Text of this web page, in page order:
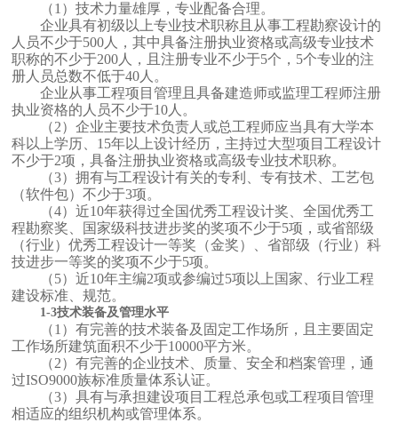
（1）技术力量雄厚，专业配备合理。
企业具有初级以上专业技术职称且从事工程勘察设计的
人员不少于500人，其中具备注册执业资格或高级专业技术
职称的不少于200人，且注册专业不少于5个，5个专业的注
册人员总数不低于40人。
企业从事工程项目管理且具备建造师或监理工程师注册
执业资格的人员不少于10人。
（2）企业主要技术负责人或总工程师应当具有大学本
科以上学历、15年以上设计经历，主持过大型项目工程设计
不少于2项，具备注册执业资格或高级专业技术职称。
（3）拥有与工程设计有关的专利、专有技术、工艺包
（软件包）不少于3项。
（4）近10年获得过全国优秀工程设计奖、全国优秀工
程勘察奖、国家级科技进步奖的奖项不少于5项，或省部级
（行业）优秀工程设计一等奖（金奖）、省部级（行业）科
技进步一等奖的奖项不少于5项。
（5）近10年主编2项或参编过5项以上国家、行业工程
建设标准、规范。
1-3技术装备及管理水平
（1）有完善的技术装备及固定工作场所，且主要固定
工作场所建筑面积不少于10000平方米。
（2）有完善的企业技术、质量、安全和档案管理，通
过ISO9000族标准质量体系认证。
（3）具有与承担建设项目工程总承包或工程项目管理
相适应的组织机构或管理体系。